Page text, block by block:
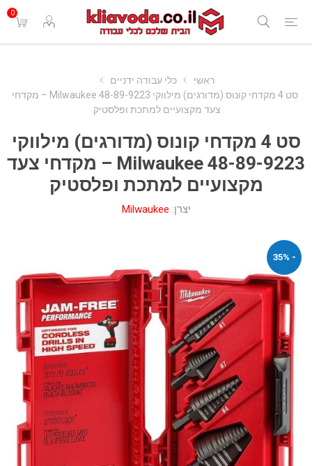
0
ראשי
כלי עבודה ידניים
סט 4 מקדחי קונוס (מדורגים) מילווקי Milwaukee 48-89-9223 – מקדחי
צעד מקצועיים למתכת ופלסטיק
סט 4 מקדחי קונוס (מדורגים) מילווקי
Milwaukee 48-89-9223 – מקדחי צעד
מקצועיים למתכת ופלסטיק
יצרן: Milwaukee
- 35%